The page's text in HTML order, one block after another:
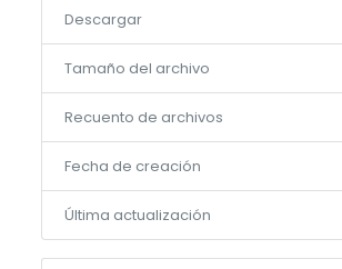
Descargar
Tamaño del archivo
Recuento de archivos
Fecha de creación
Última actualización